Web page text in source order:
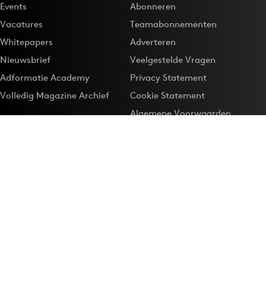
Events
Vacatures
Whitepapers
Nieuwsbrief
Adformatie Academy
Volledig Magazine Archief
Abonneren
Teamabonnementen
Adverteren
Veelgestelde Vragen
Privacy Statement
Cookie Statement
Algemene Voorwaarden